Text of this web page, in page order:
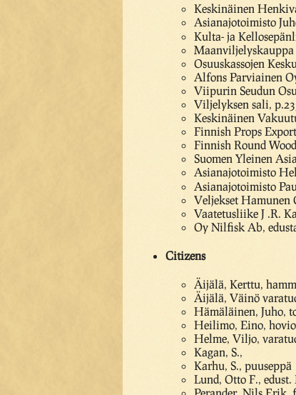
Keskinäinen
Asianajotoimisto
Kulta- ja
Maanviljelyskauppa
Osuuskassojen
Alfons Parviainen
Viipurin Seudun
Viljelyksen sali,
Keskinäinen
Finnish Props
Finnish Round
Suomen Yleinen
Asianajotoimisto
Asianajotoimisto
Veljekset Hamunen
Vaatetusliike J .R.
Oy Nilfisk Ab,
Citizens
Äijälä, Kerttu,
Äijälä, Väinö
Hämäläinen, Juho,
Heilimo, Eino,
Helme, Viljo,
Kagan, S.,
Karhu, S., puuseppä
Lund, Otto F.,